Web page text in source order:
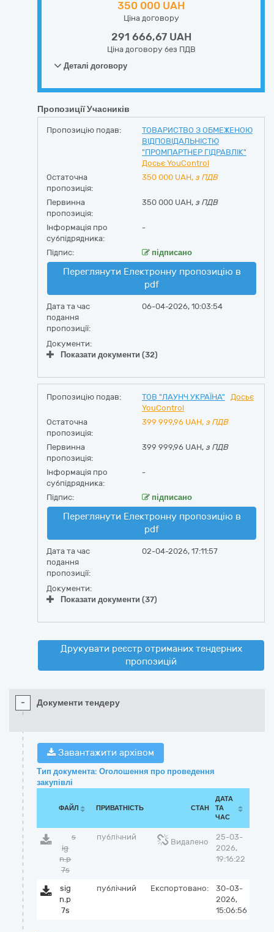
350 000 UAH
Ціна договору
291 666,67 UAH
Ціна договору без ПДВ
Деталі договору
Пропозиції Учасників
Пропозицію подав:
ТОВАРИСТВО З ОБМЕЖЕНОЮ
ВІДПОВІДАЛЬНІСТЮ
"ПРОМПАРТНЕР ГІДРАВЛІК"
Досьє YouControl
Остаточна
пропозиція:
350 000 UAH, з ПДВ
Первинна
пропозиція:
350 000 UAH, з ПДВ
Інформація про
субпідрядника:
-
Підпис: підписано
Переглянути Електронну пропозицію в
pdf
Дата та час
подання
пропозиції:
06-04-2026, 10:03:54
Документи:
Показати документи (32)
Пропозицію подав: ТОВ "ЛАУНЧ УКРАЇНА"
Досьє
YouControl
Остаточна
пропозиція:
399 999,96 UAH, з ПДВ
Первинна
пропозиція:
399 999,96 UAH, з ПДВ
Інформація про
субпідрядника:
-
Підпис: підписано
Переглянути Електронну пропозицію в
pdf
Дата та час
подання
пропозиції:
02-04-2026, 17:11:57
Документи:
Показати документи (37)
Друкувати реєстр отриманих тендерних
пропозицій
- Документи тендеру
Завантажити архівом
Тип документа: Оголошення про проведення
закупівлі
ФАЙЛ ПРИВАТНІСТЬ СТАН
ДАТА
ТА
ЧАС
s
ig
n.p
7s
публічний
Видалено
25-03-
2026,
19:16:22
sig
n.p
7s
публічний Експортовано:
30-03-
2026,
15:06:56